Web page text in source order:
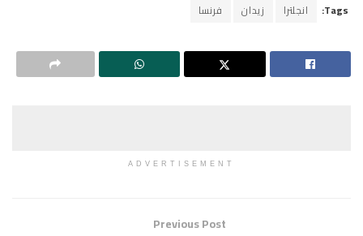
Tags: انجلترا زيدان فرنسا
ADVERTISEMENT
Previous Post